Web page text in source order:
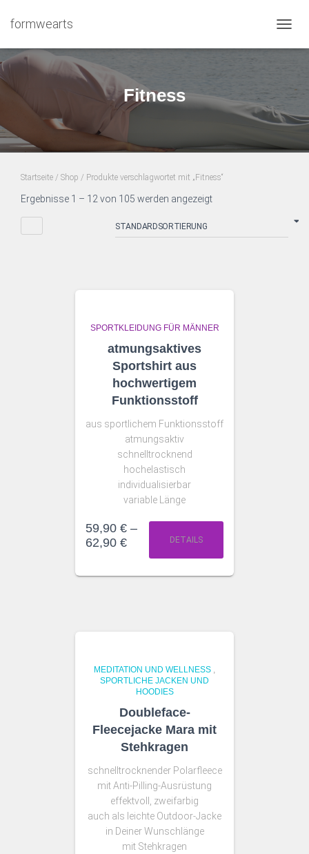
formwearts
Fitness
Startseite / Shop / Produkte verschlagwortet mit „Fitness“
Ergebnisse 1 – 12 von 105 werden angezeigt
SPORTKLEIDUNG FÜR MÄNNER
atmungsaktives
Sportshirt aus
hochwertigem
Funktionsstoff
aus sportlichem Funktionsstoff
atmungsaktiv
schnelltrocknend
hochelastisch
individualisierbar
variable Länge
59,90 € –
62,90 € DETAILS
MEDITATION UND WELLNESS ,
SPORTLICHE JACKEN UND
HOODIES
Doubleface-
Fleecejacke Mara mit
Stehkragen
schnelltrocknender Polarfleece
mit Anti-Pilling-Ausrüstung
effektvoll, zweifarbig
auch als leichte Outdoor-Jacke
in Deiner Wunschlänge
mit Stehkragen